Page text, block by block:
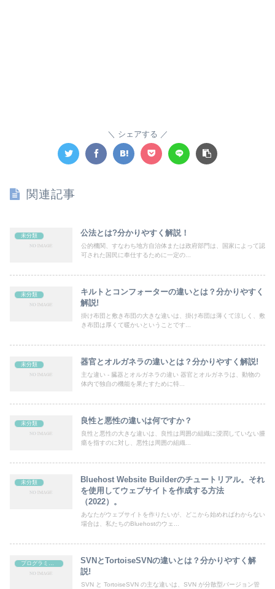
シェアする
関連記事
未分類 公法とは?分かりやすく解説！
公的機関、すなわち地方自治体または政府部門は、国家によって認
可された国民に奉仕するために一定の...
未分類
キルトとコンフォーターの違いとは？分かりやすく
解説!
掛け布団と敷き布団の大きな違いは、掛け布団は薄くて涼しく、敷
き布団は厚くて暖かいということです...
未分類 器官とオルガネラの違いとは？分かりやすく解説!
主な違い - 臓器とオルガネラの違い 器官とオルガネラは、動物の
体内で独自の機能を果たすために特...
未分類 良性と悪性の違いは何ですか？
良性と悪性の大きな違いは、良性は周囲の組織に浸潤していない腫
瘍を指すのに対し、悪性は周囲の組織...
未分類
Bluehost Website Builderのチュートリアル。それ
を使用してウェブサイトを作成する方法
（2022）。
あなたがウェブサイトを作りたいが、どこから始めればわからない
場合は、私たちのBluehostのウェ...
SVNとTortoiseSVNの違いとは？分かりやすく解
説!
SVN と TortoiseSVN の主な違いは、SVN が分散型バージョン管